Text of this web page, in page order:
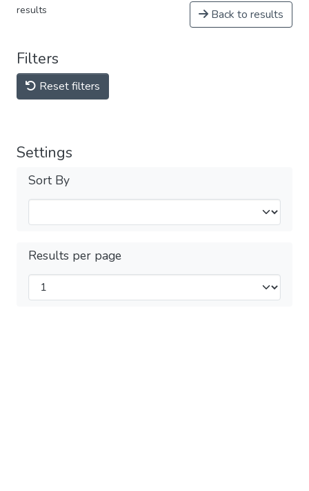
results Back to results
Filters
Reset filters
Settings
Sort By
Results per page